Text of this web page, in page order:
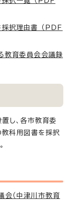
択理由書 （PDF
教育委員会会議録
し、各市教育委
科用図書を採択
（中津川市教育